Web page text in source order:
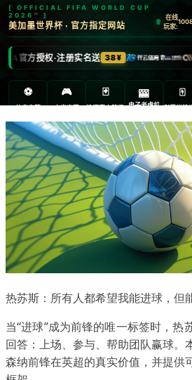
江南体育
热苏斯：所有人都希望我能进球，但
当“进球”成为前锋的唯一标签时，热
回答：上场、参与、帮助团队赢球。
森纳前锋在英超的真实价值，并提供